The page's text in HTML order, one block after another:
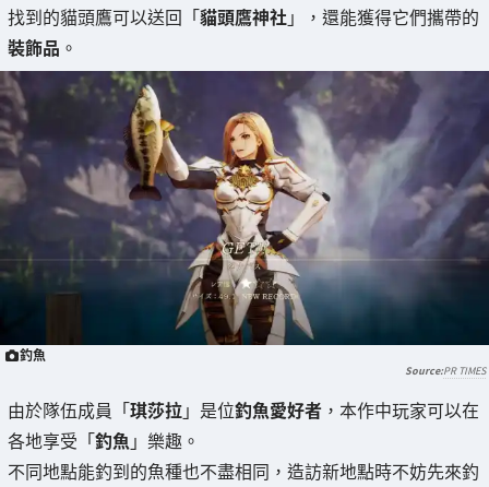
找到的貓頭鷹可以送回「貓頭鷹神社 」，還能獲得它們攜帶的
裝飾品 。
釣魚
PR TIMES
由於隊伍成員「琪莎拉」是位釣魚愛好者 ，本作中玩家可以在
各地享受「釣魚 」樂趣。
不同地點能釣到的魚種也不盡相同，造訪新地點時不妨先來釣